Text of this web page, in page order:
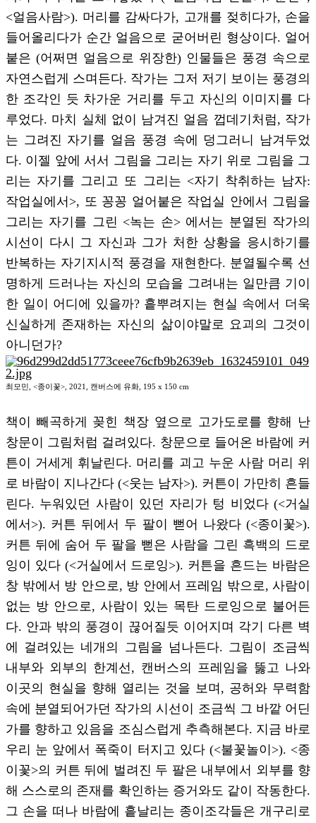
<얼음사람>). 머리를 감싸다가, 고개를 젖히다가, 손을
들어올리다가 순간 얼음으로 굳어버린 형상이다. 얼어
붙은 (어쩌면 얼음으로 위장한) 인물들은 풍경 속으로
자연스럽게 스며든다. 작가는 그저 저기 보이는 풍경의
한 조각인 듯 차가운 거리를 두고 자신의 이미지를 다
루었다. 마치 실체 없이 남겨진 얼음 껍데기처럼, 작가
는 그려진 자기를 얼음 풍경 속에 덩그러니 남겨두었
다. 이젤 앞에 서서 그림을 그리는 자기 위로 그림을 그
리는 자기를 그리고 또 그리는 <자기 착취하는 남자:
작업실에서>, 또 꽁꽁 얼어붙은 작업실 안에서 그림을
그리는 자기를 그린 <녹는 손> 에서는 분열된 작가의
시선이 다시 그 자신과 그가 처한 상황을 응시하기를
반복하는 자기지시적 풍경을 재현한다. 분열될수록 선
명하게 드러나는 자신의 모습을 그려내는 일만큼 기이
한 일이 어디에 있을까? 흩뿌려지는 현실 속에서 더욱
신실하게 존재하는 자신의 삶이야말로 요괴의 그것이
아니던가?
최모민, <종이꽃>, 2021, 캔버스에 유화, 195 x 150 cm
책이 빼곡하게 꽂힌 책장 옆으로 고가도로를 향해 난
창문이 그림처럼 걸려있다. 창문으로 들어온 바람에 커
튼이 거세게 휘날린다. 머리를 괴고 누운 사람 머리 위
로 바람이 지나간다 (<웃는 남자>). 커튼이 가만히 흔들
린다. 누워있던 사람이 있던 자리가 텅 비었다 (<거실
에서>). 커튼 뒤에서 두 팔이 뻗어 나왔다 (<종이꽃>).
커튼 뒤에 숨어 두 팔을 뻗은 사람을 그린 흑백의 드로
잉이 있다 (<거실에서 드로잉>). 커튼을 흔드는 바람은
창 밖에서 방 안으로, 방 안에서 프레임 밖으로, 사람이
없는 방 안으로, 사람이 있는 목탄 드로잉으로 불어든
다. 안과 밖의 풍경이 끊어질듯 이어지며 각기 다른 벽
에 걸려있는 네개의 그림을 넘나든다. 그림이 조금씩
내부와 외부의 한계선, 캔버스의 프레임을 뚫고 나와
이곳의 현실을 향해 열리는 것을 보며, 공허와 무력함
속에 분열되어가던 작가의 시선이 조금씩 그 바깥 어딘
가를 향하고 있음을 조심스럽게 추측해본다. 지금 바로
우리 눈 앞에서 폭죽이 터지고 있다 (<불꽃놀이>). <종
이꽃>의 커튼 뒤에 벌려진 두 팔은 내부에서 외부를 향
해 스스로의 존재를 확인하는 증거와도 같이 작동한다.
그 손을 떠나 바람에 흩날리는 종이조각들은 개구리로